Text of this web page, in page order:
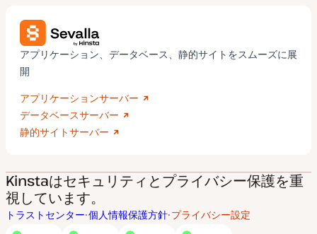
アプリケーション、データベース、静的サイトをスムーズに展
開
アプリケーションサーバー
データベースサーバー
静的サイトサーバー
Kinstaはセキュリティとプライバシー保護を重
視しています。
トラストセンター 個人情報保護方針 プライバシー設定